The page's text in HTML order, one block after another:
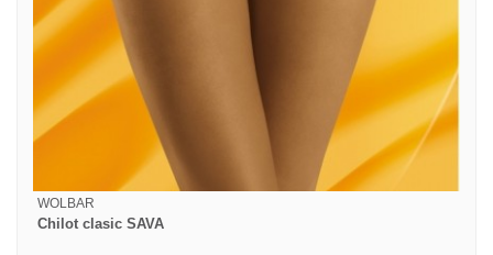
WOLBAR
Chilot clasic SAVA